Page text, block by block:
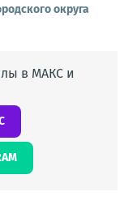
округа
в МАКС и